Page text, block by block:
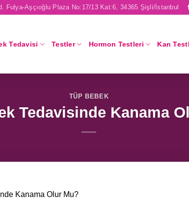
Fulya-Aşçıoğlu Plaza No:17/13 Kat:6, 34365 Şişli/İstanbul
Tedavisi Testler Hormon Testleri Kan
TÜP BEBEK
Tedavisinde Kanama
Kanama Olur Mu?